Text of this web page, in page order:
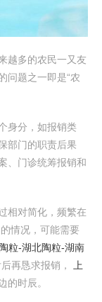
越多的农民一又友
问题之一即是“农
身分，如报销类
部门的职责后果
、门诊统筹报销和
相对简化，频繁在
情况，可能需要
粒-湖北陶粒-湖南
再恳求报销，
上
的时辰。